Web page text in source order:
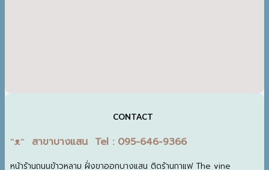
CONTACT
ᵔᴥᵔ สาขาบางแสน Tel : 095-646-9366
หน้าร้านถนนข้าวหลาม ฝั่งขาออกบางแสน ติดร้านกาแฟ The vine